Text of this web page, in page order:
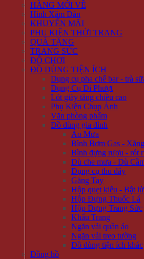
HÀNG MỚI VỀ
Hình Xăm Dán
KHUYẾN MÃI
PHỤ KIỆN THỜI TRANG
QUÀ TẶNG
TRANG SỨC
ĐỒ CHƠI
ĐỒ DÙNG TIỆN ÍCH
Dụng cụ pha chế bar - trà
Dụng Cụ Đi Phượt
Lót giày tăng chiều cao
Phụ Kiện Chụp Ảnh
Văn phòng phẩm
Đồ dùng gia đình
Áo Mưa
Bình Bơm Gas -
Bình đựng rượu - rót
Dù che mưa - Dù
Dụng cụ thu dây
Găng Tay
Hộp quẹt kiểu - Bật
Hộp Đựng Thuốc Lá
Hộp Đựng Trang Sức
Khẩu Trang
Ngăn vải quần áo
Ngăn vải treo tường
Đồ dùng tiện ích khác
Đồng hồ